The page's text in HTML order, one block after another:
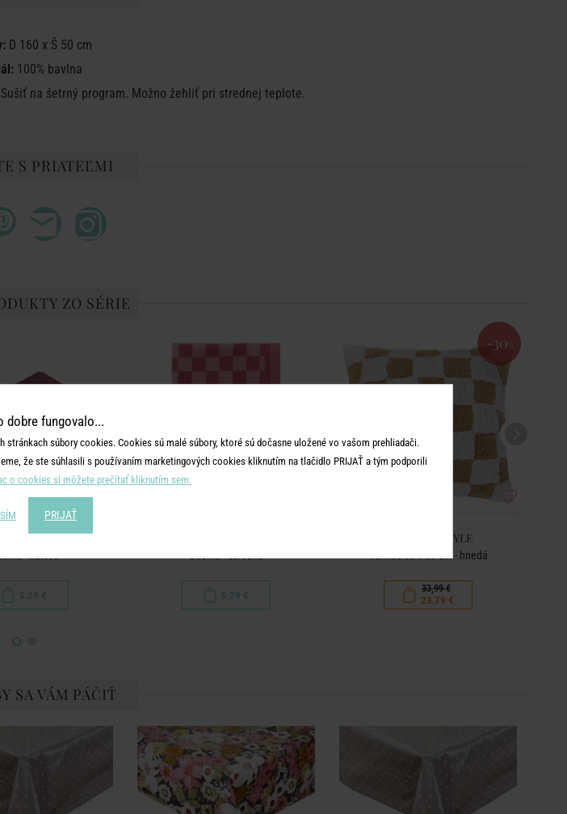
D 160 x Š 50 cm
100% bavlna
na šetrný program. Možno žehliť pri strednej teplote.
S PRIATEĽMI
ZO SÉRIE
STYLE
- fialová
5,29 €
Utierka - červená
5,29 €
-30%
CHECKER STYLE
Vankúš 50 x 50 cm - hnedá
33,99 €
23,79 €
SA VÁM PÁČIŤ
dobre fungovalo...
súbory cookies. Cookies sú malé súbory, ktoré sú dočasne uložené vo vašom prehliadači.
že ste súhlasili s používaním marketingových cookies kliknutím na tlačidlo PRIJAŤ a tým podporili
o cookies si môžete prečítať kliknutím sem.
PRIJAŤ